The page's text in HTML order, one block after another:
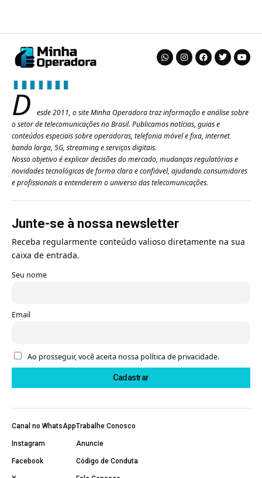
D
esde 2011, o site Minha Operadora traz informação e análise sobre
o setor de telecomunicações no Brasil. Publicamos notícias, guias e
conteúdos especiais sobre operadoras, telefonia móvel e fixa, internet
banda larga, 5G, streaming e serviços digitais.
Nosso objetivo é explicar decisões do mercado, mudanças regulatórias e
novidades tecnológicas de forma clara e confiável, ajudando consumidores
e profissionais a entenderem o universo das telecomunicações.
Junte-se à nossa newsletter
Receba regularmente conteúdo valioso diretamente na sua
caixa de entrada.
Seu nome
Email
Ao prosseguir, você aceita nossa política de privacidade.
Canal no WhatsApp
Instagram
Facebook
Trabalhe Conosco
Anuncie
Código de Conduta